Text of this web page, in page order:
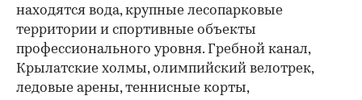
находятся вода, крупные лесопарковые
территории и спортивные объекты
профессионального уровня. Гребной канал,
Крылатские холмы, олимпийский велотрек,
ледовые арены, теннисные корты,